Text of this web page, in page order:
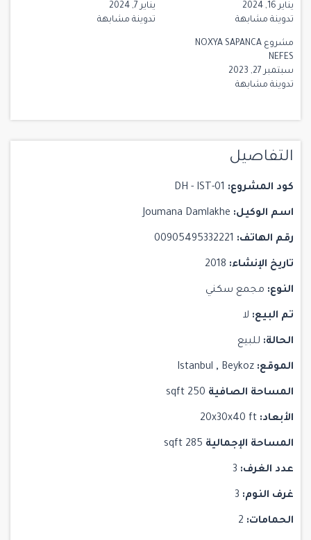
يناير 16, 2024
تدوينة مشابهة
يناير 7, 2024
تدوينة مشابهة
مشروع NOXYA SAPANCA
NEFES
سبتمبر 27, 2023
تدوينة مشابهة
التفاصيل
كود المشروع:
اسم الوكيل:
رقم الهاتف:
تاريخ الإنشاء:
النوع: مجمع سكني
تم البيع:
الحالة:
الموقع: Istanbul , Beykoz
المساحة الصافية
الأبعاد:
المساحة الإجمالية
عدد الغرف:
غرف النوم:
الحمامات: